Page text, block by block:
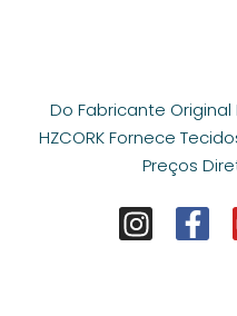
Do Fabricante
HZCORK Fornece
Preços